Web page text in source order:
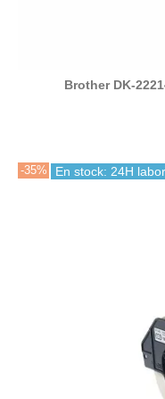
Brother DK-
-35% En stock: 24H